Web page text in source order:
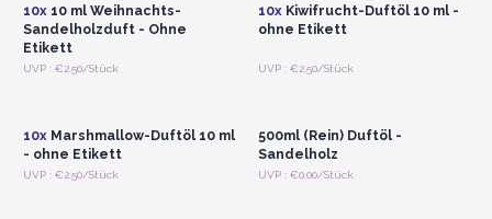
10x10 ml Weihnachts-
Sandelholzduft - Ohne
Etikett
UVP : €2.50/Stück
10xKiwifrucht-Duftöl 10 ml -
ohne Etikett
UVP : €2.50/Stück
Anmelden oder
10xMarshmallow-Duftöl 10 ml
- ohne Etikett
UVP : €2.50/Stück
Anmelden oder
500ml (Rein) Duftöl -
Sandelholz
UVP : €0.00/Stück
Anmelden oder
Anmelden oder